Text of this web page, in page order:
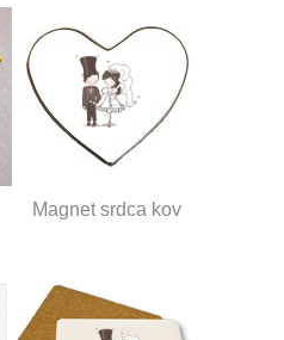
Magnet srdca kov